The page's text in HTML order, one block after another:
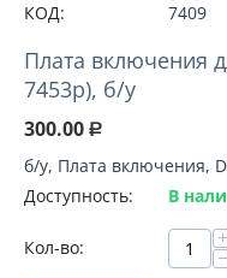
КОД: 7409
Плата включения
7453p), б/у
300.00 Р
б/у, Плата включения,
Доступность:
В
Кол-во: +
−